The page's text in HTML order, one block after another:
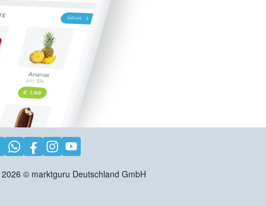
2026 © marktguru Deutschland GmbH